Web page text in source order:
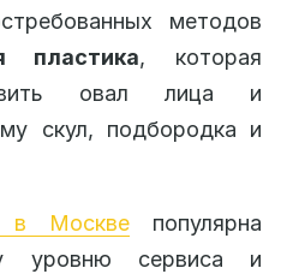
методов
пластика, которая
овал лица и
скул, подбородка и
в Москве популярна
уровню сервиса и